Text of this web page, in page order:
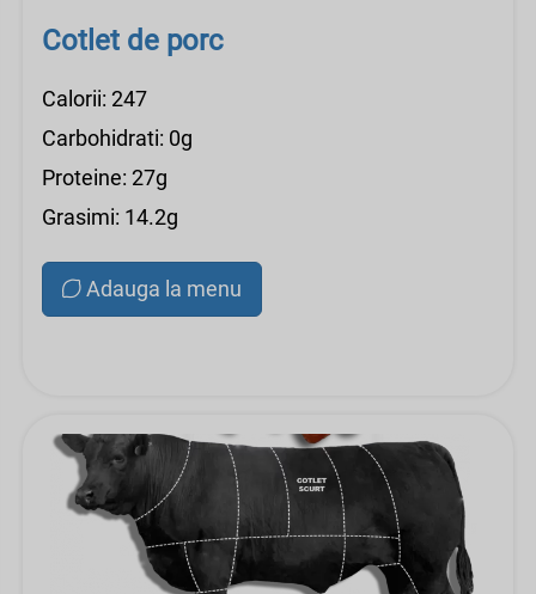
Cotlet de porc
Calorii: 247
Carbohidrati: 0g
Proteine: 27g
Grasimi: 14.2g
Adauga la menu